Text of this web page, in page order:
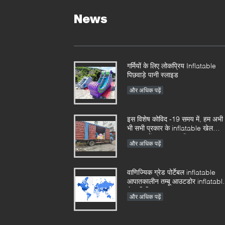
News
गर्मियों के लिए लोकप्रिय Inflatable
पिछवाड़े पानी स्लाइड
और अधिक पढ़ें
इस विशेष कोविद -19 समय में, हम अभी
भी सभी प्रकार के inflatable खेल
उत्पादन में बहुत व्यस्त हैं
और अधिक पढ़ें
वाणिज्यिक ग्रेड पोर्टेबल inflatable
आपातकालीन तम्बू आउटडोर inflatable
सेना चिकित्सा तम्बू
और अधिक पढ़ें